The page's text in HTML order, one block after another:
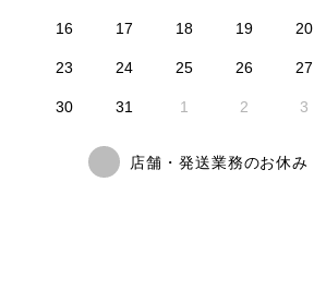
16 17 18 19 20
23 24 25 26 27
30 31 1 2 3
店舗・発送業務のお休み